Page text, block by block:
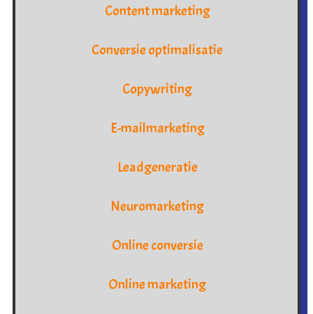
Content marketing
Conversie optimalisatie
Copywriting
E-mailmarketing
Leadgeneratie
Neuromarketing
Online conversie
Online marketing